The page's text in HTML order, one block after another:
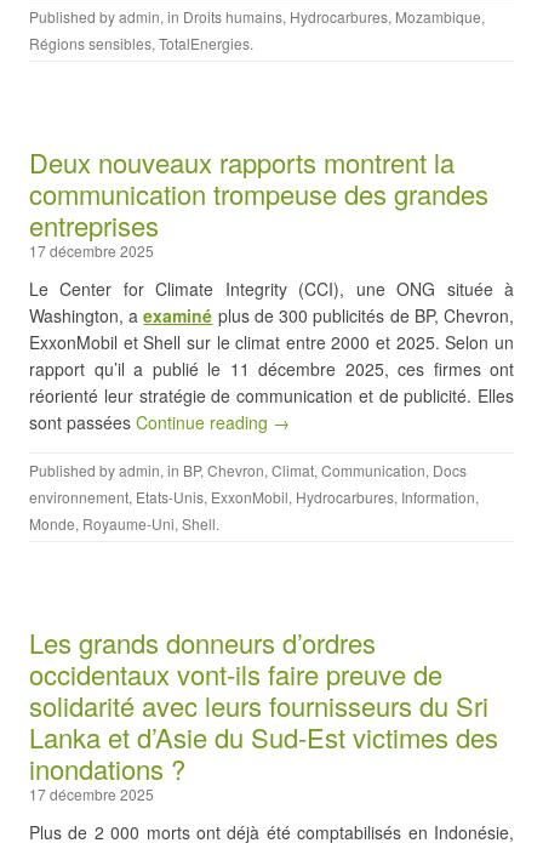
Published byadmin, in Droits humains, Hydrocarbures, Mozambique,
Régions sensibles, TotalEnergies.
Deux nouveaux rapports montrent la
communication trompeuse des grandes
entreprises
17 décembre 2025
Le Center for Climate Integrity (CCI), une ONG située à
Washington, aexaminé plus de 300 publicités de BP, Chevron,
ExxonMobil et Shell sur le climat entre 2000 et 2025. Selon un
rapport qu’il a publié le 11 décembre 2025, ces firmes ont
réorienté leur stratégie de communication et de publicité. Elles
sont passées Continue reading →
Published byadmin, in BP, Chevron, Climat, Communication, Docs
environnement, Etats-Unis, ExxonMobil, Hydrocarbures, Information,
Monde, Royaume-Uni, Shell.
Les grands donneurs d’ordres
occidentaux vont-ils faire preuve de
solidarité avec leurs fournisseurs du Sri
Lanka et d’Asie du Sud-Est victimes des
inondations ?
17 décembre 2025
Plus de 2 000 morts ont déjà été comptabilisés en Indonésie,